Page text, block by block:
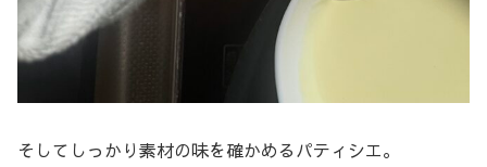
そしてしっかり素材の味を確かめるパティシエ。